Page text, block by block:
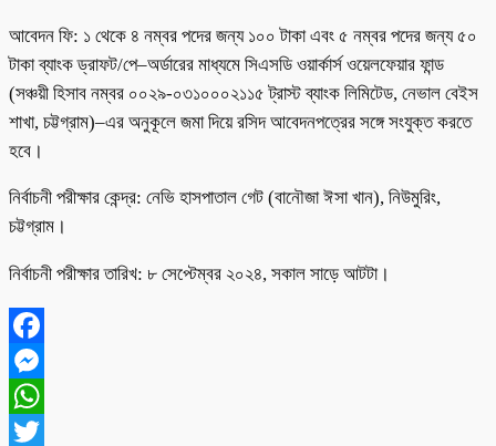
আবেদন ফি: ১ থেকে ৪ নম্বর পদের জন্য ১০০ টাকা এবং ৫ নম্বর পদের জন্য ৫০
টাকা ব্যাংক ড্রাফট/পে–অর্ডারের মাধ্যমে সিএসডি ওয়ার্কার্স ওয়েলফেয়ার ফান্ড
(সঞ্চয়ী হিসাব নম্বর ০০২৯-০৩১০০০২১১৫ ট্রাস্ট ব্যাংক লিমিটেড, নেভাল বেইস
শাখা, চট্টগ্রাম)–এর অনুকূলে জমা দিয়ে রসিদ আবেদনপত্রের সঙ্গে সংযুক্ত করতে
হবে।
নির্বাচনী পরীক্ষার কেন্দ্র: নেভি হাসপাতাল গেট (বানৌজা ঈসা খান), নিউমুরিং,
চট্টগ্রাম।
নির্বাচনী পরীক্ষার তারিখ: ৮ সেপ্টেম্বর ২০২৪, সকাল সাড়ে আটটা।
Facebook
Messenger
WhatsApp